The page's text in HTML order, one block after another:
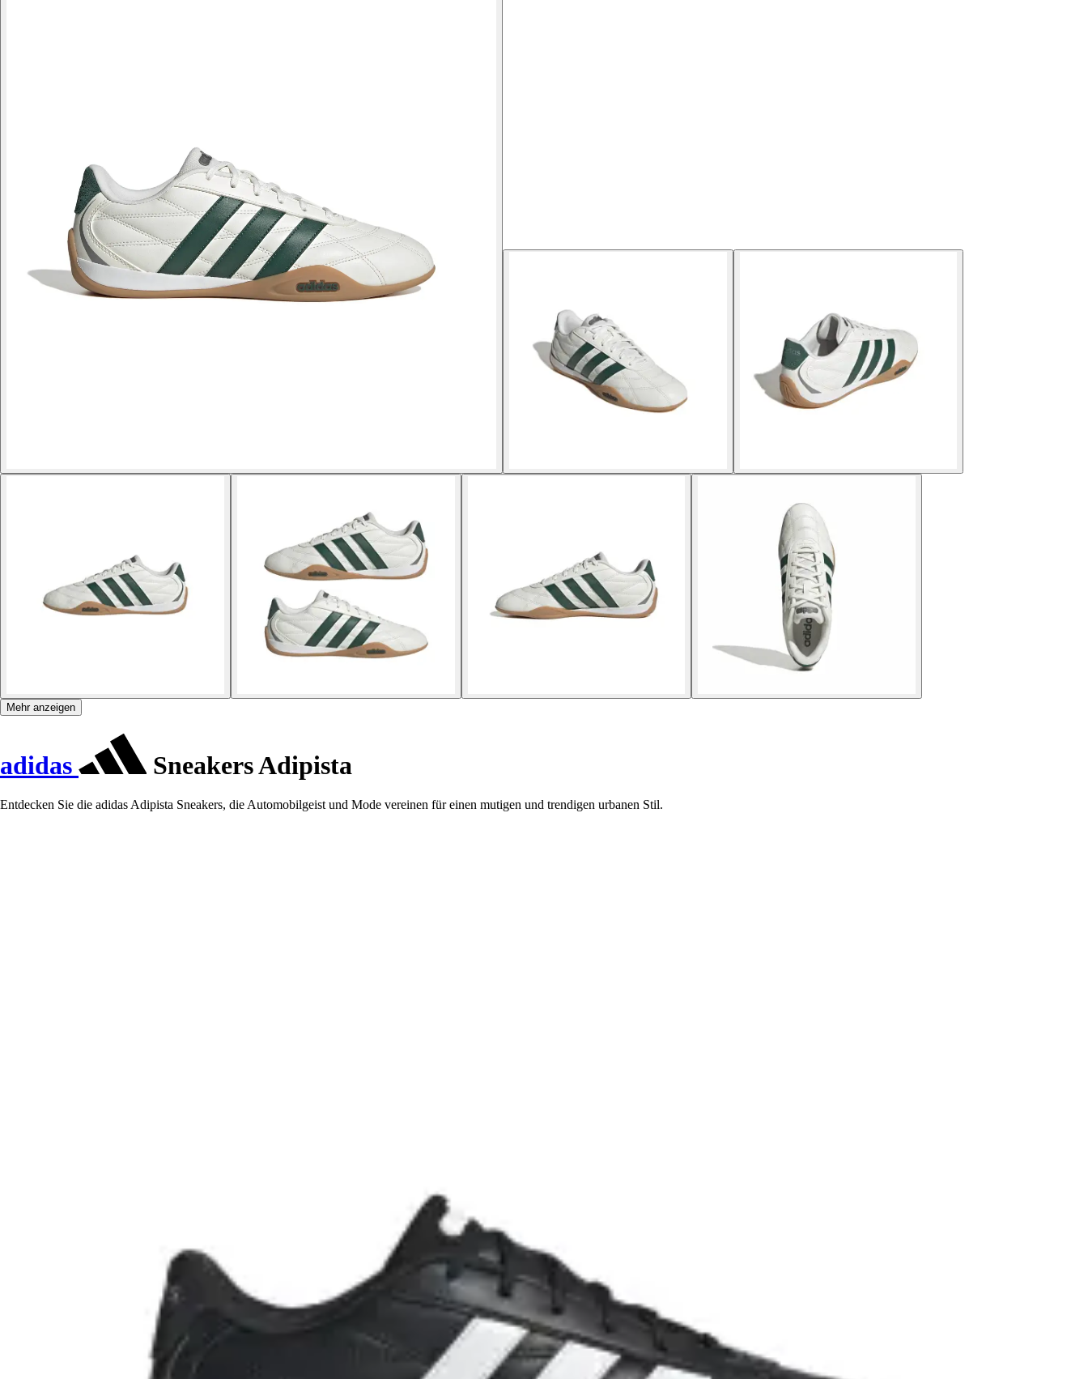
Mehr anzeigen
adidas Sneakers Adipista
Entdecken Sie die adidas Adipista Sneakers, die Automobilgeist und Mode vereinen für einen mutigen und trendigen urbanen Stil.